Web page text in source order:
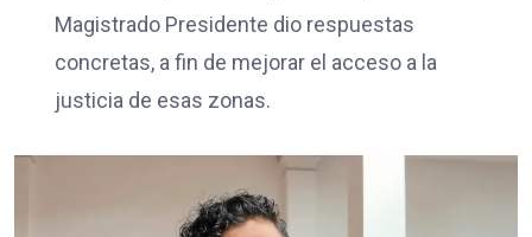
Magistrado Presidente dio respuestas
concretas, a fin de mejorar el acceso a la
justicia de esas zonas.